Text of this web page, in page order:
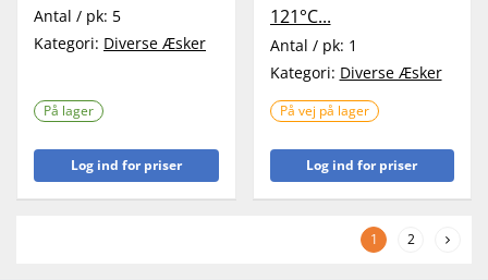
Antal / pk: 5
Kategori: Diverse Æsker
På lager
Log ind for priser
121°C...
Antal / pk: 1
Kategori: Diverse Æsker
På vej på lager
Log ind for priser
1 2